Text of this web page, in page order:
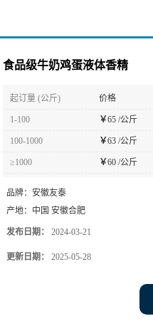
食品级牛奶鸡蛋液体香精
起订量 (公斤) 价格
1-100 ￥65 /公斤
100-1000 ￥63 /公斤
≥1000 ￥60 /公斤
品牌： 安徽友泰
产地： 中国 安徽合肥
发布日期： 2024-03-21
更新日期： 2025-05-28